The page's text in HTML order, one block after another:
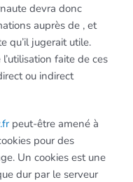
devra donc
auprès de , et
qu’il jugerait utile.
faite de ces
ou indirect
peut-être amené à
pour des
Un cookies est une
dur par le serveur